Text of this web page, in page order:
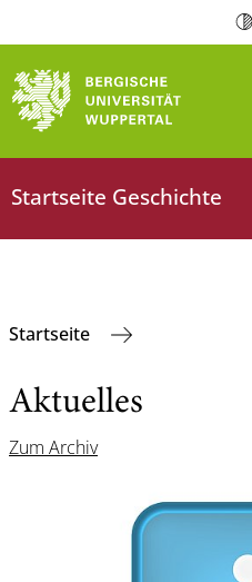
Startseite Geschichte
Startseite
Aktuelles
Zum Archiv